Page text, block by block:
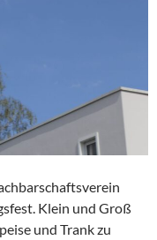
Klein und Groß
und Trank zu